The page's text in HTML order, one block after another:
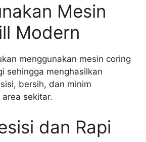
Mesin
Modern
menggunakan mesin coring
sehingga menghasilkan
bersih, dan minim
sekitar.
dan Rapi